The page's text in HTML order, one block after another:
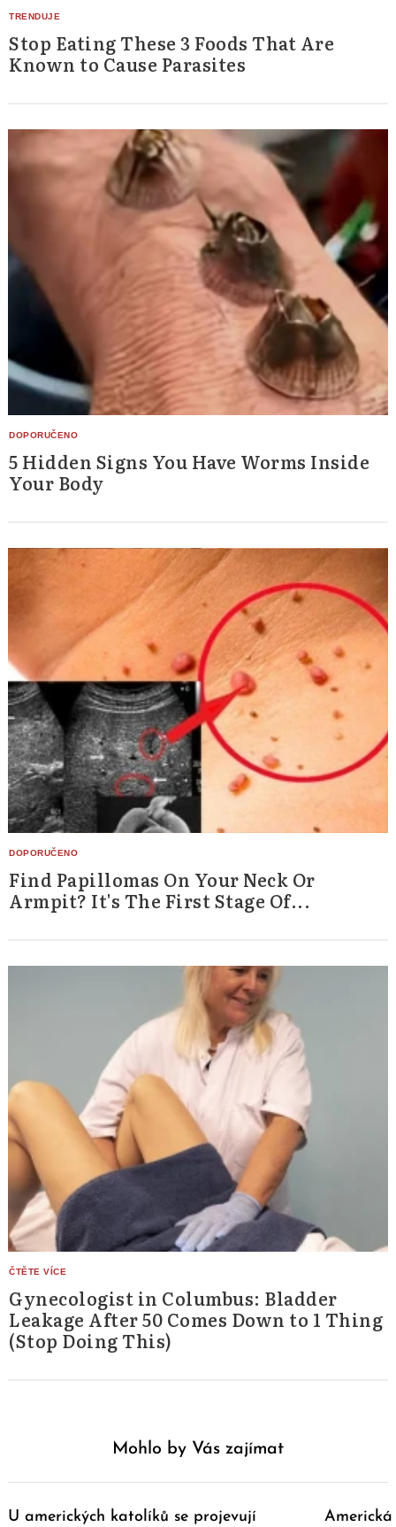
Stop Eating These 3 Foods That Are
Known to Cause Parasites
5 Hidden Signs You Have Worms Inside
Your Body
Find Papillomas On Your Neck Or
Armpit? It's The First Stage Of...
Gynecologist in Columbus: Bladder
Leakage After 50 Comes Down to 1 Thing
(Stop Doing This)
Mohlo by Vás zajímat
U amerických katolíků se projevují